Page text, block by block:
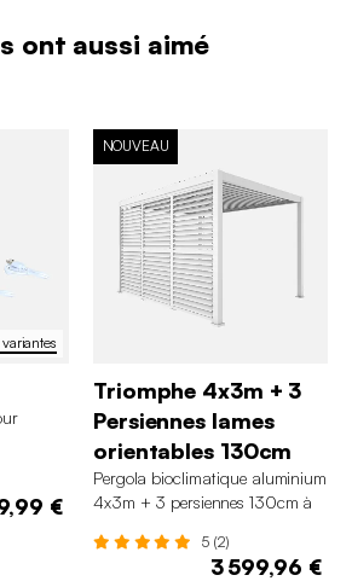
ont aussi aimé
€
NOUVEAU
Triomphe 4x3m + 3
Persiennes lames
orientables 130cm
Pergola bioclimatique aluminium
4x3m + 3 persiennes 130cm à
5 (2)
3 599,96 €